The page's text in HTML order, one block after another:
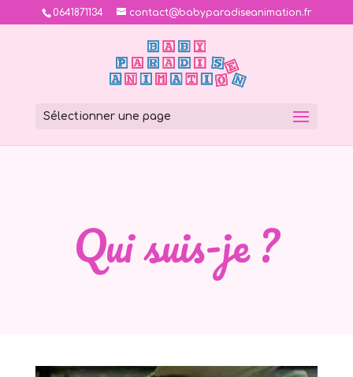
0641871134 contact@babyparadiseanimation.fr
Sélectionner une page
Qui suis-je ?